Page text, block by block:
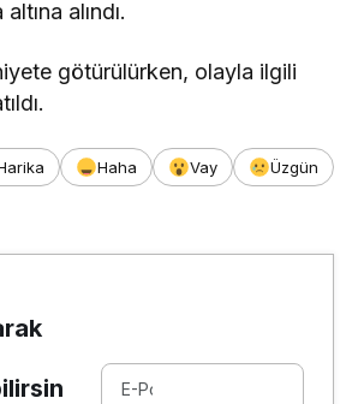
alındı.
götürülürken, olayla ilgili
Haha Vay
Üzgün